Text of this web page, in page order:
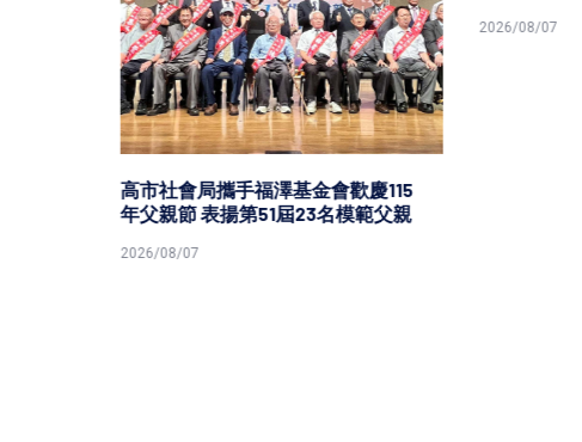
高市社會局攜手福澤基金會歡慶115
年父親節 表揚第51屆23名模範父親
2026/08/07
2026/08/07